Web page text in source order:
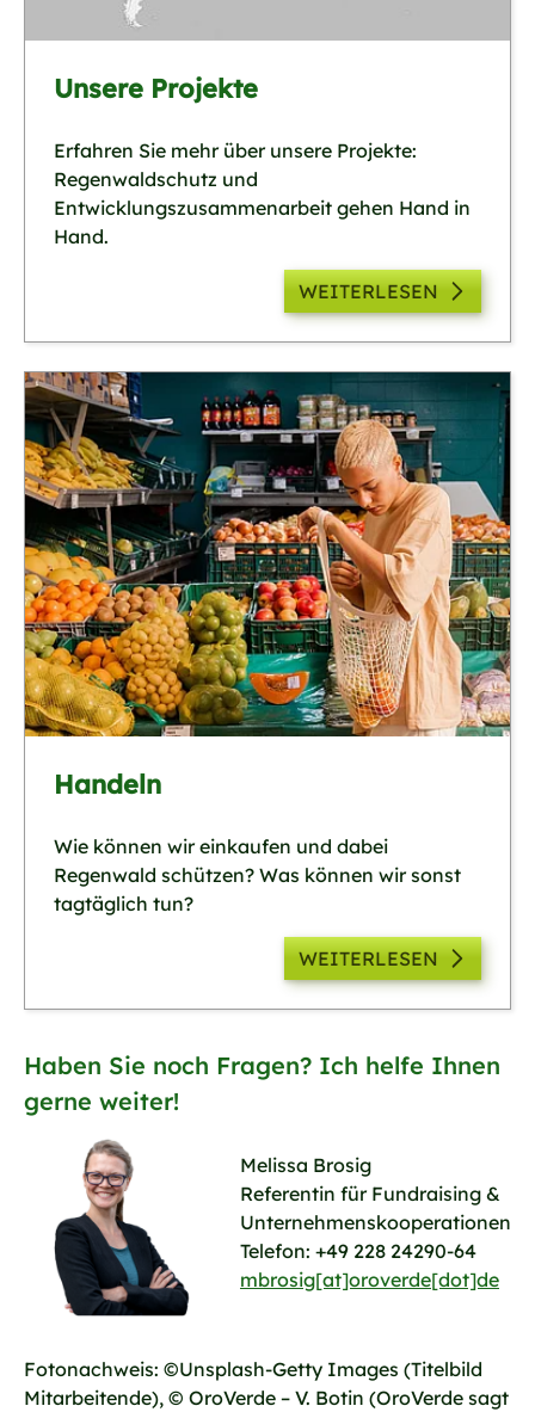
Unsere Projekte
Erfahren Sie mehr über unsere Projekte:
Regenwaldschutz und
Entwicklungszusammenarbeit gehen Hand in
Hand.
WEITERLESEN
Handeln
Wie können wir einkaufen und dabei
Regenwald schützen? Was können wir sonst
tagtäglich tun?
WEITERLESEN
Haben Sie noch Fragen? Ich helfe Ihnen
gerne weiter!
Melissa Brosig
Referentin für Fundraising &
Unternehmenskooperationen
Telefon: +49 228 24290-64
mbrosig[at]oroverde[dot]de
Fotonachweis: ©Unsplash-Getty Images (Titelbild
Mitarbeitende), © OroVerde – V. Botin (OroVerde sagt